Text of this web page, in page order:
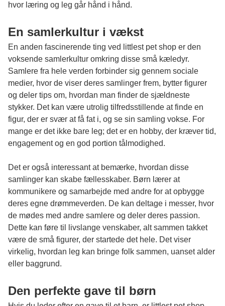
hvor læring og leg går hånd i hånd.
En samlerkultur i vækst
En anden fascinerende ting ved littlest pet shop er den
voksende samlerkultur omkring disse små kæledyr.
Samlere fra hele verden forbinder sig gennem sociale
medier, hvor de viser deres samlinger frem, bytter figurer
og deler tips om, hvordan man finder de sjældneste
stykker. Det kan være utrolig tilfredsstillende at finde en
figur, der er svær at få fat i, og se sin samling vokse. For
mange er det ikke bare leg; det er en hobby, der kræver tid,
engagement og en god portion tålmodighed.
Det er også interessant at bemærke, hvordan disse
samlinger kan skabe fællesskaber. Børn lærer at
kommunikere og samarbejde med andre for at opbygge
deres egne drømmeverden. De kan deltage i messer, hvor
de mødes med andre samlere og deler deres passion.
Dette kan føre til livslange venskaber, alt sammen takket
være de små figurer, der startede det hele. Det viser
virkelig, hvordan leg kan bringe folk sammen, uanset alder
eller baggrund.
Den perfekte gave til børn